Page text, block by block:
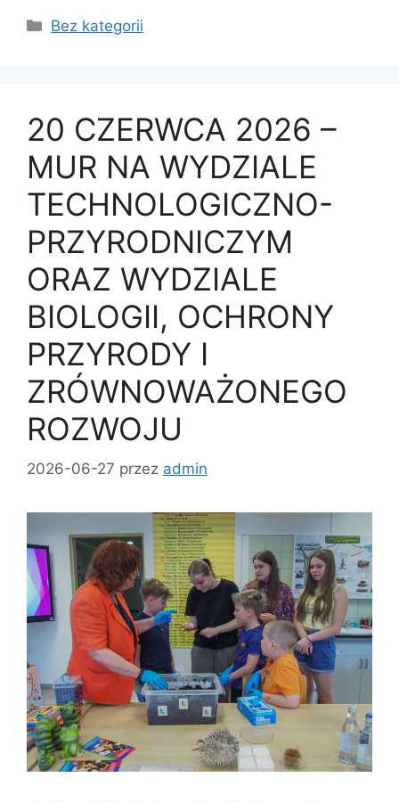
Bez kategorii
20 CZERWCA 2026 –
MUR NA WYDZIALE
TECHNOLOGICZNO-
PRZYRODNICZYM
ORAZ WYDZIALE
BIOLOGII, OCHRONY
PRZYRODY I
ZRÓWNOWAŻONEGO
ROZWOJU
2026-06-27 przez admin